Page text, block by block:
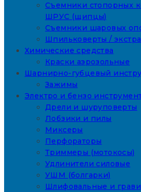
Съемники стопорных
ШРУС (щипцы)
Съемники шаровых
Шпильковерты /
Химические средства
Краски аэрозольные
Шарнирно-губцевый
Зажимы
Электро и бензо
Дрели и шуруповерты
Лобзики и пилы
Миксеры
Перфораторы
Триммеры (мотокосы)
Удлинители силовые
УШМ (болгарки)
Шлифовальные и